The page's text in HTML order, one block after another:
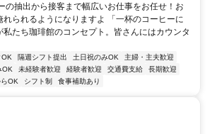
抽出から接客まで幅広いお仕事をお任せ！お
れられるようになりますよ 「一杯のコーヒーに
たち珈琲館のコンセプト。皆さんにはカウンタ
OK 隔週シフト提出 土日祝のみOK
主婦・主夫歓迎
OK 未経験者歓迎 経験者歓迎 交通費支給
長期歓迎
OK シフト制 食事補助あり